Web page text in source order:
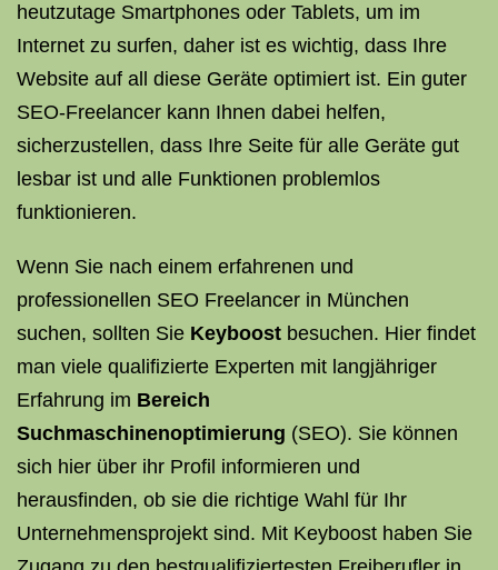
heutzutage Smartphones oder Tablets, um im
Internet zu surfen, daher ist es wichtig, dass Ihre
Website auf all diese Geräte optimiert ist. Ein guter
SEO-Freelancer kann Ihnen dabei helfen,
sicherzustellen, dass Ihre Seite für alle Geräte gut
lesbar ist und alle Funktionen problemlos
funktionieren.
Wenn Sie nach einem erfahrenen und
professionellen SEO Freelancer in München
suchen, sollten Sie Keyboost besuchen. Hier findet
man viele qualifizierte Experten mit langjähriger
Erfahrung im Bereich
Suchmaschinenoptimierung (SEO). Sie können
sich hier über ihr Profil informieren und
herausfinden, ob sie die richtige Wahl für Ihr
Unternehmensprojekt sind. Mit Keyboost haben Sie